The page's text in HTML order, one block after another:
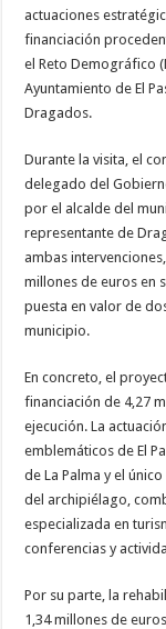
actuaciones
financiación
el Reto Demográfico
Ayuntamiento de El
Dragados.
Durante la visita, el
delegado del
por el alcalde del
representante de
ambas
millones de euros en
puesta en valor de
municipio.
En concreto, el
financiación de 4,27
ejecución. La
emblemáticos de El
de La Palma y el
del archipiélago,
especializada en
conferencias y
Por su parte, la
1,34 millones de
Estadísticas
Para que
podamos
mejorar la
funcionalidad
de la web, en
se usa la
web.
Experiencia
nuestra web
funcione lo
mejor posible
visita. Si
rechaza estas
cookies,
algunas
funcionalidades
desaparecerán
de la web.
Marketing
comportamiento
mientras visitas